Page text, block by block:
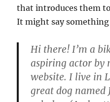
that introduces them
It might say
Hi there! I’m a
aspiring actor by
website. I live in
great dog named